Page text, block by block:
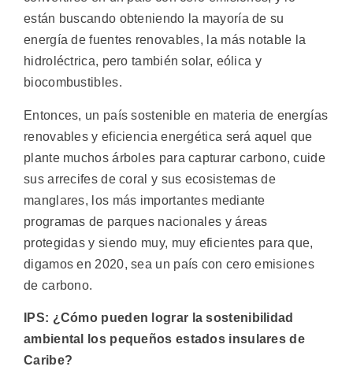
están buscando obteniendo la mayoría de su
energía de fuentes renovables, la más notable la
hidroléctrica, pero también solar, eólica y
biocombustibles.
Entonces, un país sostenible en materia de energías
renovables y eficiencia energética será aquel que
plante muchos árboles para capturar carbono, cuide
sus arrecifes de coral y sus ecosistemas de
manglares, los más importantes mediante
programas de parques nacionales y áreas
protegidas y siendo muy, muy eficientes para que,
digamos en 2020, sea un país con cero emisiones
de carbono.
IPS: ¿Cómo pueden lograr la sostenibilidad
ambiental los pequeños estados insulares de
Caribe?